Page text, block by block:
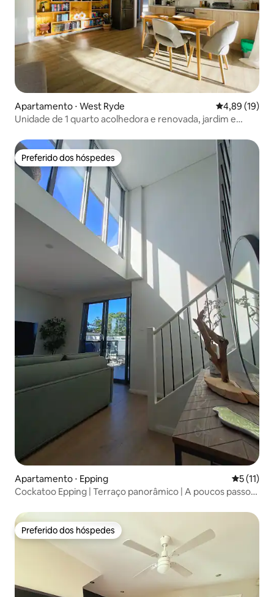
Apartamento ⋅ West Ryde 4,89 de uma
4,89 (19)
Unidade de 1 quarto acolhedora e renovada, jardim e
Preferido dos hóspedes
Preferido dos hóspedes
Apartamento ⋅ Epping 5 de uma
5 (11)
Cockatoo Epping | Terraço panorâmico | A poucos passos
Preferido dos hóspedes
Preferido dos hóspedes